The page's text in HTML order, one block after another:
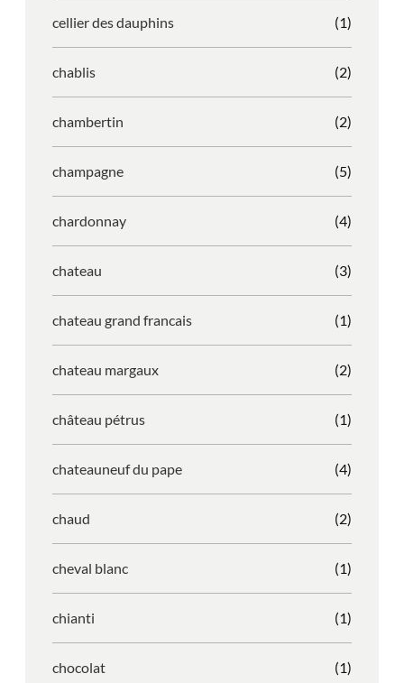
cellier des dauphins (1)
chablis (2)
chambertin (2)
champagne (5)
chardonnay (4)
chateau (3)
chateau grand francais (1)
chateau margaux (2)
château pétrus (1)
chateauneuf du pape (4)
chaud (2)
cheval blanc (1)
chianti (1)
chocolat (1)